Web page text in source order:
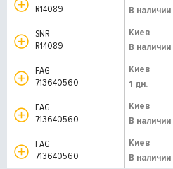
R14089
В наличии
SNR
R14089
Киев
В наличии
FAG
713640560
Киев
1 дн.
FAG
713640560
Киев
В наличии
FAG
713640560
Киев
В наличии